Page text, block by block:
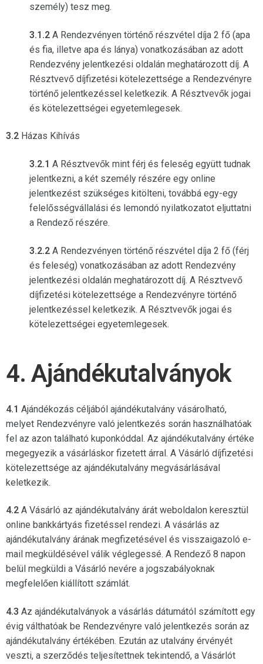
személy) tesz meg.
3.1.2 A Rendezvényen történő részvétel díja 2 fő (apa
és fia, illetve apa és lánya) vonatkozásában az adott
Rendezvény jelentkezési oldalán meghatározott díj. A
Résztvevő díjfizetési kötelezettsége a Rendezvényre
történő jelentkezéssel keletkezik. A Résztvevők jogai
és kötelezettségei egyetemlegesek.
3.2 Házas Kihívás
3.2.1 A Résztvevők mint férj és feleség együtt tudnak
jelentkezni, a két személy részére egy online
jelentkezést szükséges kitölteni, továbbá egy-egy
felelősségvállalási és lemondó nyilatkozatot eljuttatni
a Rendező részére.
3.2.2 A Rendezvényen történő részvétel díja 2 fő (férj
és feleség) vonatkozásában az adott Rendezvény
jelentkezési oldalán meghatározott díj. A Résztvevő
díjfizetési kötelezettsége a Rendezvényre történő
jelentkezéssel keletkezik. A Résztvevők jogai és
kötelezettségei egyetemlegesek.
4. Ajándékutalványok
4.1 Ajándékozás céljából ajándékutalvány vásárolható,
melyet Rendezvényre való jelentkezés során használhatóak
fel az azon található kuponkóddal. Az ajándékutalvány értéke
megegyezik a vásárláskor fizetett árral. A Vásárló díjfizetési
kötelezettsége az ajándékutalvány megvásárlásával
keletkezik.
4.2 A Vásárló az ajándékutalvány árát weboldalon keresztül
online bankkártyás fizetéssel rendezi. A vásárlás az
ajándékutalvány árának megfizetésével és visszaigazoló e-
mail megküldésével válik véglegessé. A Rendező 8 napon
belül megküldi a Vásárló nevére a jogszabályoknak
megfelelően kiállított számlát.
4.3 Az ajándékutalványok a vásárlás dátumától számított egy
évig válthatóak be Rendezvényre való jelentkezés során az
ajándékutalvány értékében. Ezután az utalvány érvényét
veszti, a szerződés teljesítettnek tekintendő, a Vásárlót